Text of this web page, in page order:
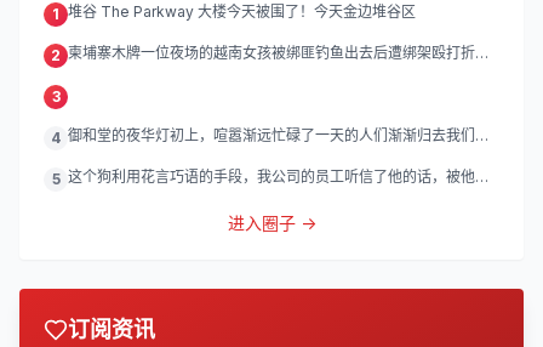
1 堆谷 The Parkway 大楼今天被围了！今天金边堆谷区
2 柬埔寨木牌一位夜场的越南女孩被绑匪钓鱼出去后遭绑架殴打折
3
4 御和堂的夜华灯初上，喧嚣渐远忙碌了一天的人们渐渐归去我们的
5 这个狗利用花言巧语的手段，我公司的员工听信了他的话，被他带
进入圈子 →
订阅资讯